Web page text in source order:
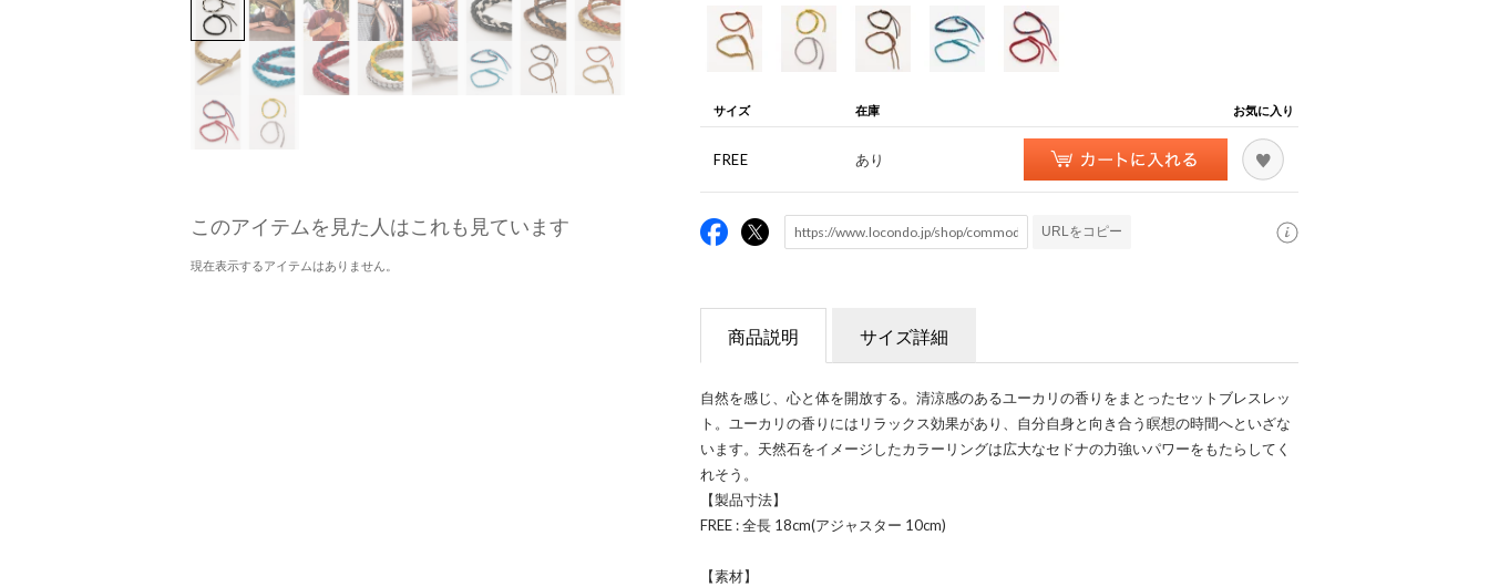
このアイテムを見た人はこれも見ています
現在表示するアイテムはありません。
サイズ 在庫 お気に入り
FREE あり
URLをコピー
商品説明 サイズ詳細
自然を感じ、心と体を開放する。清涼感のあるユーカリの香りをまとったセットブレスレッ
ト。ユーカリの香りにはリラックス効果があり、自分自身と向き合う瞑想の時間へといざな
います。天然石をイメージしたカラーリングは広大なセドナの力強いパワーをもたらしてく
れそう。
【製品寸法】
FREE : 全長 18cm(アジャスター 10cm)
【素材】